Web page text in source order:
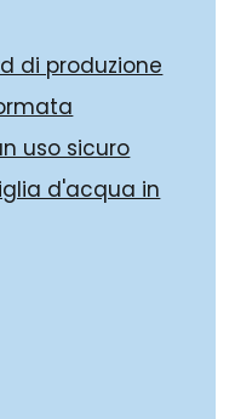
di produzione
uso sicuro
d'acqua in